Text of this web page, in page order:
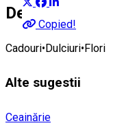
Copied!
Despre
Cadouri•Dulciuri•Flori
Alte sugestii
Ceainărie